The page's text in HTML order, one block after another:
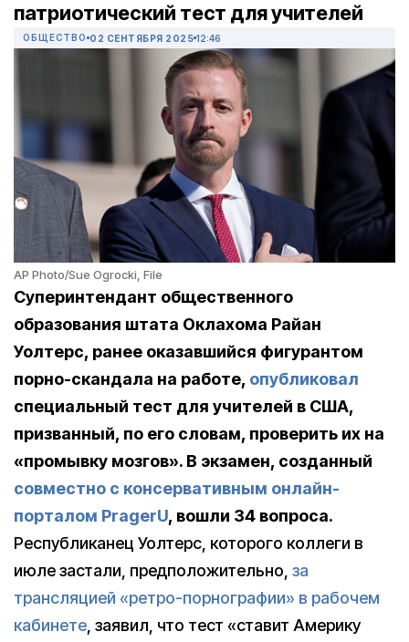
патриотический тест для учителей
ОБЩЕСТВО 02 СЕНТЯБРЯ 2025 12:46
AP Photo/Sue Ogrocki, File
Суперинтендант общественного
образования штата Оклахома Райан
Уолтерс, ранее оказавшийся фигурантом
порно-скандала на работе, опубликовал
специальный тест для учителей в США,
призванный, по его словам, проверить их на
«промывку мозгов». В экзамен, созданный
совместно с консервативным онлайн-
порталом PragerU, вошли 34 вопроса.
Республиканец Уолтерс, которого коллеги в
июле застали, предположительно, за
трансляцией «ретро-порнографии» в рабочем
кабинете , заявил, что тест «ставит Америку